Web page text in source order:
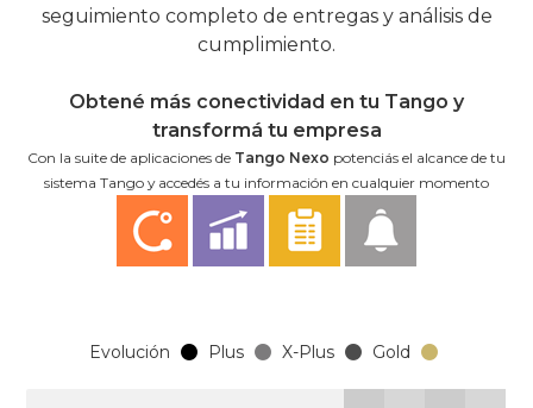
seguimiento completo de entregas y análisis de
cumplimiento.
Obtené más conectividad en tu Tango y
transformá tu empresa
Con la suite de aplicaciones de Tango Nexo potenciás el alcance de tu
sistema Tango y accedés a tu información en cualquier momento
Evolución Plus X-Plus Gold